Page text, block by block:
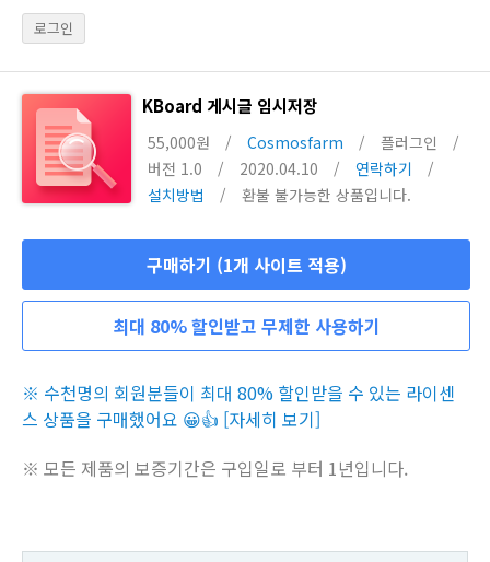
로그인
KBoard 게시글 임시저장
55,000원 / Cosmosfarm / 플러그인
/
버전 1.0
/ 2020.04.10 / 연락하기
/
설치방법
/ 환불 불가능한 상품입니다.
구매하기 (1개 사이트 적용)
최대 80% 할인받고 무제한 사용하기
※ 수천명의 회원분들이 최대 80% 할인받을 수 있는 라이센
스 상품을 구매했어요 😀👍 [자세히 보기]
※ 모든 제품의 보증기간은 구입일로 부터 1년입니다.